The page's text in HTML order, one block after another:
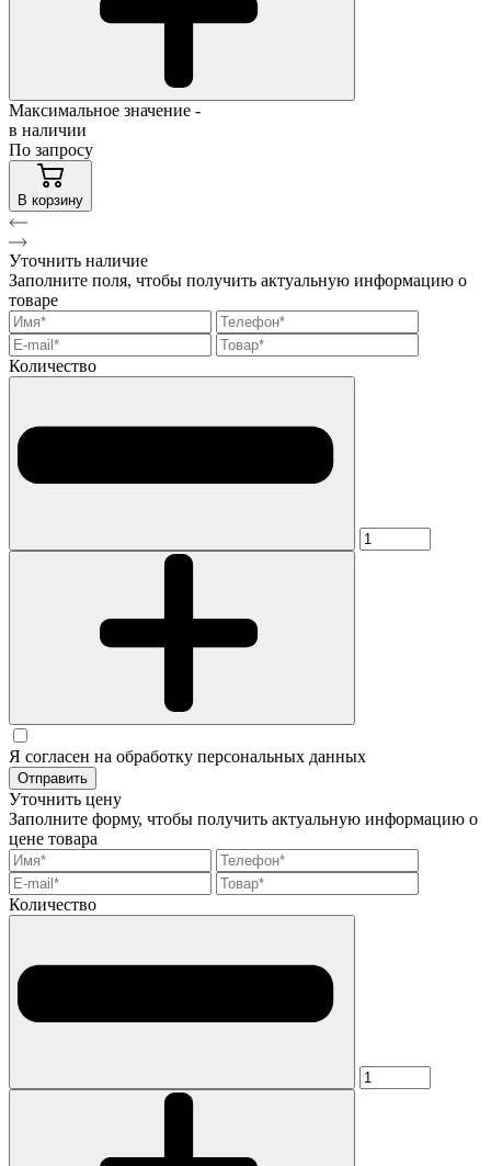
Максимальное значение -
в наличии
По запросу
В корзину
Уточнить наличие
Заполните поля, чтобы получить актуальную информацию о
товаре
Количество
Я согласен на обработку персональных данных
Отправить
Уточнить цену
Заполните форму, чтобы получить актуальную информацию о
цене товара
Количество